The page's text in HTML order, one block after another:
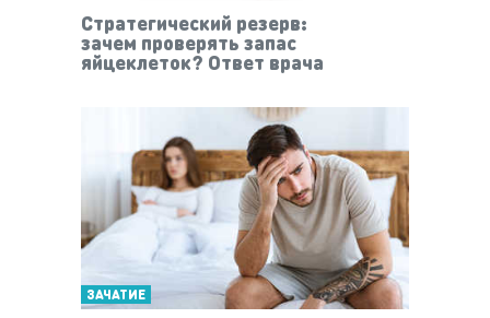
Стратегический резерв:
зачем проверять запас
яйцеклеток? Ответ врача
ЗАЧАТИЕ